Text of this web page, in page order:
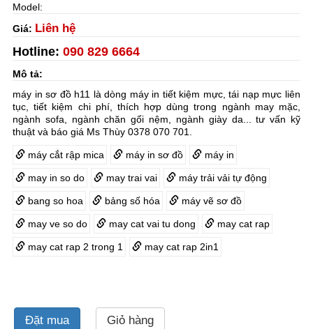
Model:
Giá: Liên hệ
Hotline: 090 829 6664
Mô tả:
máy in sơ đồ h11 là dòng máy in tiết kiệm mực, tái nạp mực liên
tục, tiết kiệm chi phí, thích hợp dùng trong ngành may mặc,
ngành sofa, ngành chăn gối nệm, ngành giày da... tư vấn kỹ
thuật và báo giá Ms Thùy 0378 070 701.
máy cắt rập mica máy in sơ đồ máy in
may in so do may trai vai máy trải vải tự động
bang so hoa bảng số hóa máy vẽ sơ đồ
may ve so do may cat vai tu dong may cat rap
may cat rap 2 trong 1 may cat rap 2in1
Đặt mua Giỏ hàng